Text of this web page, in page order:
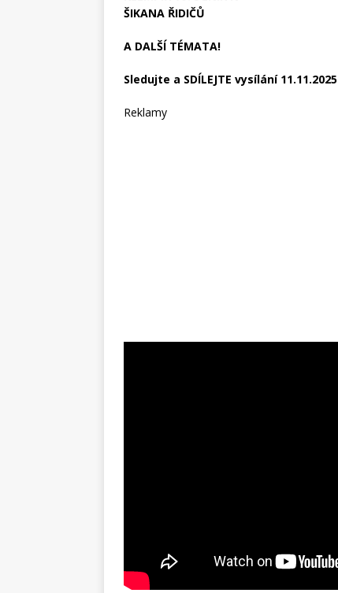
ŠIKANA ŘIDIČŮ
A DALŠÍ TÉMATA!
Sledujte a SDÍLEJTE vysílání 11.11.2025
Reklamy